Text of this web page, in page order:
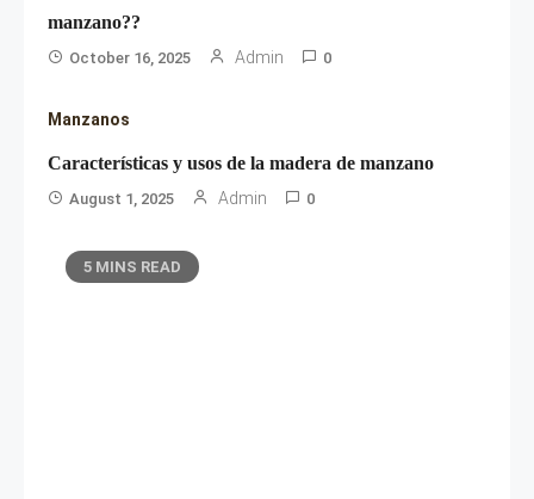
manzano??
October 16, 2025 Admin 0
Manzanos
Características y usos de la madera de manzano
August 1, 2025 Admin 0
5 MINS READ